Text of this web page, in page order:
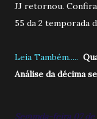
JJ retornou.
55 da 2 temporada
Leia Também.....
Análise da décima
Segunda-feira 07